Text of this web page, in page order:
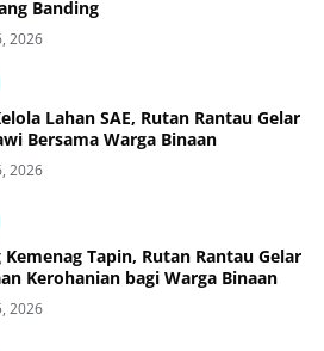
Banding
2026
Lahan SAE, Rutan Rantau Gelar
Bersama Warga Binaan
2026
Kemenag Tapin, Rutan Rantau Gelar
Kerohanian bagi Warga Binaan
2026